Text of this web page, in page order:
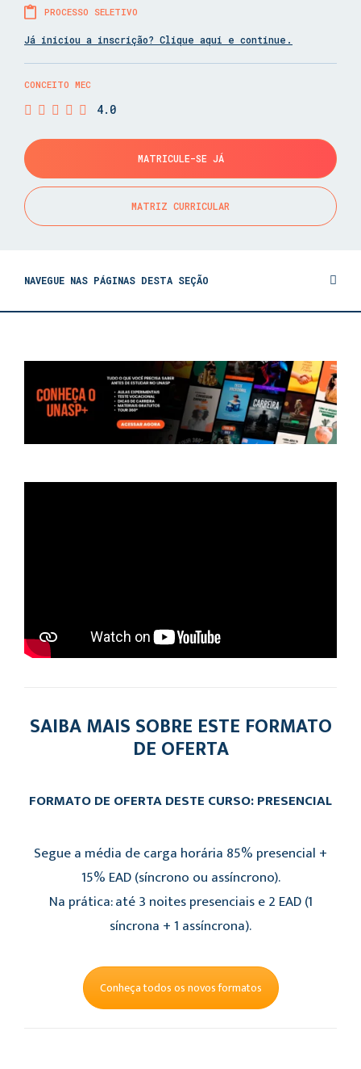
PROCESSO SELETIVO
Já iniciou a inscrição? Clique aqui e continue.
CONCEITO MEC
4.0
MATRICULE-SE JÁ
MATRIZ CURRICULAR
NAVEGUE NAS PÁGINAS DESTA SEÇÃO
SAIBA MAIS SOBRE ESTE FORMATO
DE OFERTA
FORMATO DE OFERTA DESTE CURSO: PRESENCIAL
Segue a média de carga horária 85% presencial +
15% EAD (síncrono ou assíncrono).
Na prática: até 3 noites presenciais e 2 EAD (1
síncrona + 1 assíncrona).
Conheça todos os novos formatos